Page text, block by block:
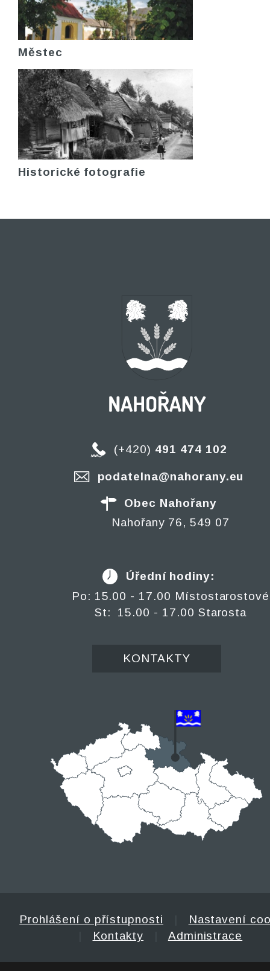
Městec
Historické fotografie
(+420) 491 474 102
podatelna@nahorany.eu
Obec Nahořany
Nahořany 76, 549 07
Úřední hodiny:
Po: 15.00 - 17.00 Místostarostové
St: 15.00 - 17.00 Starosta
KONTAKTY
Prohlášení o přístupnosti
Nastavení
Kontakty Administrace